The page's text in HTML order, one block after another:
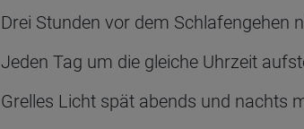
Drei Stunden vor dem Schlafengehen
Jeden Tag um die gleiche Uhrzeit
Grelles Licht spät abends und nachts